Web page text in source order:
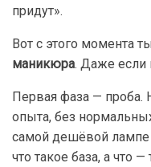
придут».
Вот с этого момента
маникюра. Даже если
Первая фаза — проба.
опыта, без
самой дешёвой лампе
что такое база, а что